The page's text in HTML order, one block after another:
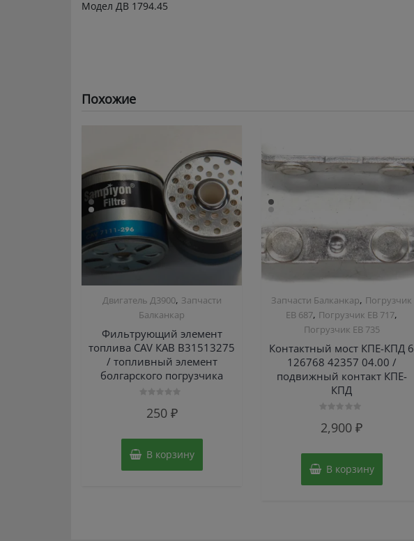
Модел ДВ 1794.45
Похожие
Двигатель Д3900, Запчасти
Балканкар
Фильтрующий элемент
топлива CAV КАВ B31513275
/ топливный элемент
болгарского погрузчика
250 ₽
В корзину
Запчасти Балканкар, Погрузчик
ЕВ 687, Погрузчик ЕВ 717,
Погрузчик ЕВ 735
Контактный мост КПЕ-КПД 6
126768 42357 04.00 /
подвижный контакт КПЕ-
КПД
0
из
2,900₽
В корзину